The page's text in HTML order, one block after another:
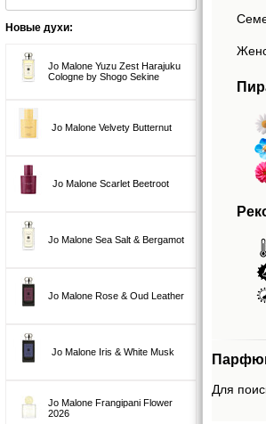
Новые духи:
Jo Malone Yuzu Zest Harajuku
Cologne by Shogo Sekine
Jo Malone Velvety Butternut
Jo Malone Scarlet Beetroot
Jo Malone Sea Salt & Bergamot
Jo Malone Rose & Oud Leather
Jo Malone Iris & White Musk
Jo Malone Frangipani Flower
2026
Для